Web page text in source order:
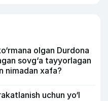
olgan Durdona
sovg‘a tayyorlagan
nimadan xafa?
uchun yo‘l